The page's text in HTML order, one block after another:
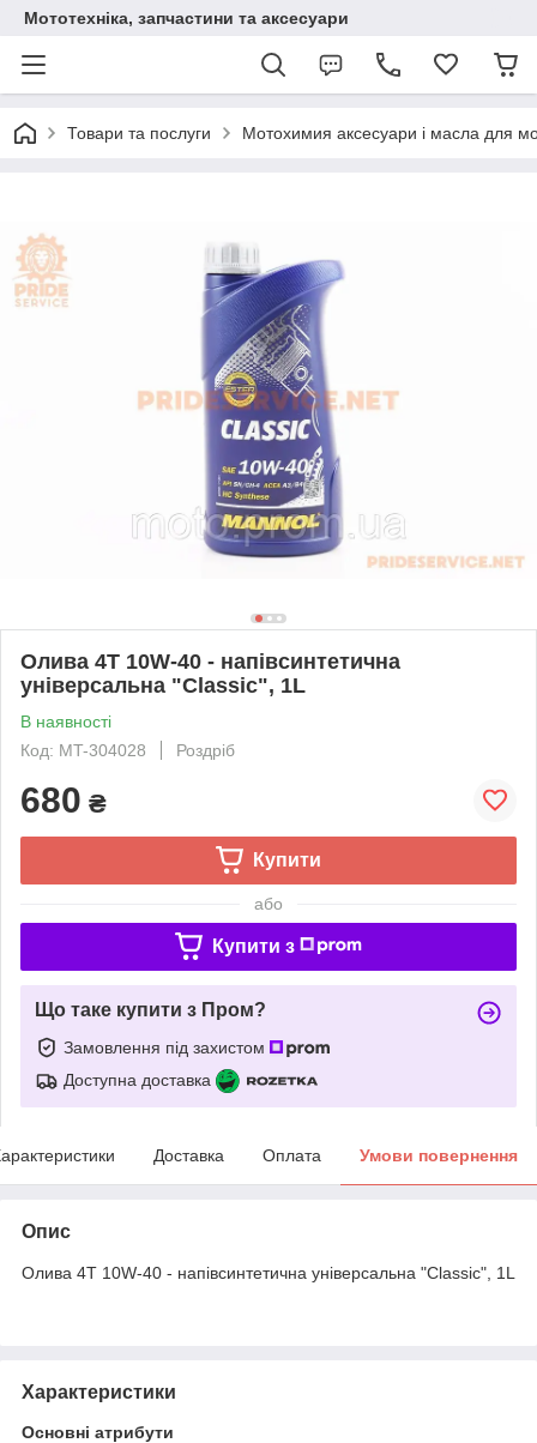
Мототехніка, запчастини та аксесуари
Товари та послуги Мотохимия аксесуари і масла для
Олива 4T 10W-40 - напівсинтетична
універсальна "Classiс", 1L
В наявності
Код: MT-304028
Роздріб
680 ₴
Купити
або
Купити з
Що таке купити з Пром?
Замовлення під захистом
Доступна доставка
Доставка Оплата Умови повернення
Опис
Олива 4T 10W-40 - напівсинтетична універсальна "Classiс", 1L
Характеристики
Основні атрибути